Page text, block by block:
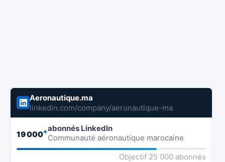
Aeronautique.ma
linkedin.com/company/aeronautique-ma
19 000+abonnés LinkedIn
Communauté aéronautique marocaine
Objectif 25 000 abonnés